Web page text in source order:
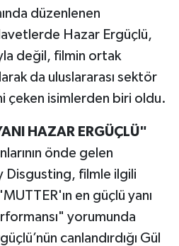
düzenlenen
Hazar Ergüçlü,
değil, filmin ortak
da uluslararası sektör
çeken isimlerden biri oldu.
HAZAR ERGÜÇLÜ"
önde gelen
Disgusting, filmle ilgili
en güçlü yanı
yorumunda
canlandırdığı Gül